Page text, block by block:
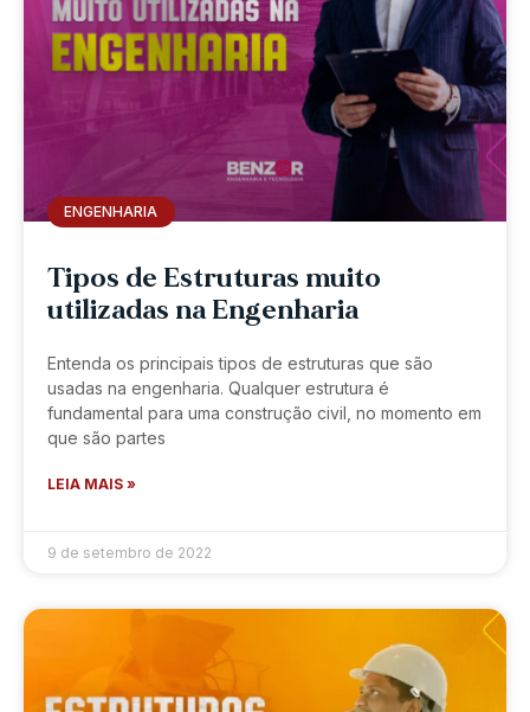
ENGENHARIA
Tipos de Estruturas muito
utilizadas na Engenharia
Entenda os principais tipos de estruturas que são
usadas na engenharia. Qualquer estrutura é
fundamental para uma construção civil, no momento em
que são partes
LEIA MAIS »
9 de setembro de 2022